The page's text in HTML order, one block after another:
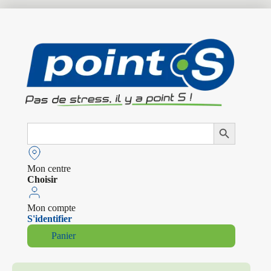
Search
Search Button
Mon centre
Choisir
Mon compte
S'identifier
Panier